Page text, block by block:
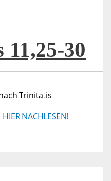
30
Trinitatis
HIER NACHLESEN!